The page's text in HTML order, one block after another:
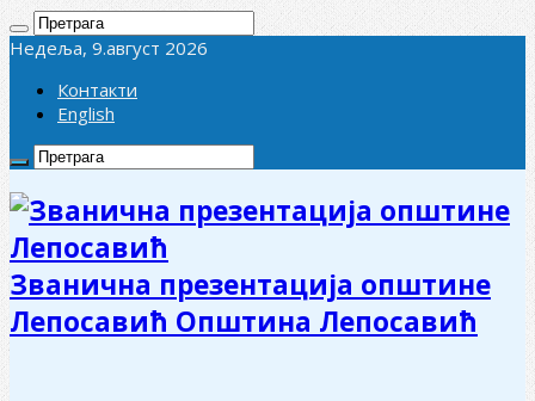
Недеља, 9.август 2026
Контакти
English
Званична презентација општине
Лепосавић Општина Лепосавић